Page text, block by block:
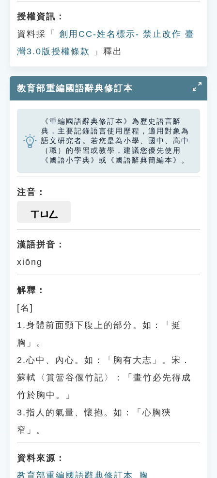
授權資訊：
資料採「
創用CC-姓名標示- 禁止改作 臺
灣3.0版授權條款
」釋出
教育部重編國語辭典修訂本
《重編國語辭典修訂本》為歷史語言辭
典，主要記錄語言使用歷程，適用對象為
語文研究者。若您是為小學、國中、高中
（職）的學習或教學，建議您優先使用
《國語小字典》或《國語辭典簡編本》。
注音：
ㄒㄩㄥ
漢語拼音：
xiōng
解釋：
[名]
1.身體前面頸下腹上的部分。如：「挺
胸」。
2.心中、內心。如：「胸有大志」。宋．
蘇軾〈篔簹谷偃竹記〉：「畫竹必先得成
竹於胸中。」
3.指人的氣量、懷抱。如：「心胸狹
窄」。
資料來源：
教育部重編國語辭典修訂本_胸